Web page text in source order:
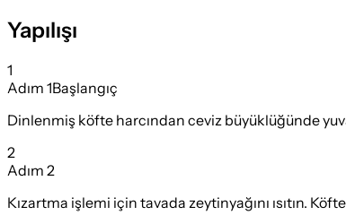
Yapılışı
1
Adım 1Başlangıç
Dinlenmiş köfte harcından ceviz büyüklüğünde
2
Adım 2
Kızartma işlemi için tavada zeytinyağını ısıtın.